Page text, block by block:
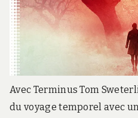
Avec Terminus Tom
du voyage temporel avec